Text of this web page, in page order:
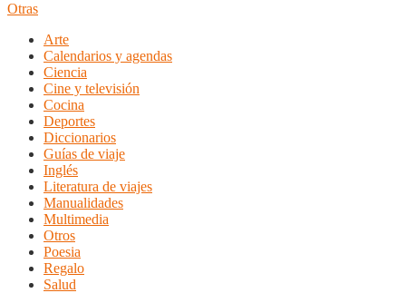
Otras
Arte
Calendarios y agendas
Ciencia
Cine y televisión
Cocina
Deportes
Diccionarios
Guías de viaje
Inglés
Literatura de viajes
Manualidades
Multimedia
Otros
Poesia
Regalo
Salud